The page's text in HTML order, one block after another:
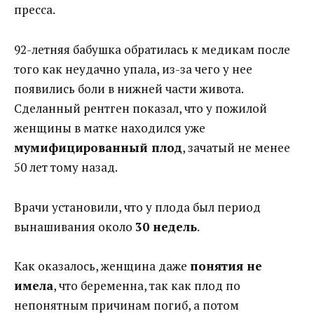
пресса.
92-летняя бабушка обратилась к медикам после
того как неудачно упала, из-за чего у нее
появились боли в нижней части живота.
Сделанный рентген показал, что у пожилой
женщины в матке находился уже
мумифицированный плод, зачатый не менее
50 лет тому назад.
Врачи установили, что у плода был период
вынашивания около 30 недель.
Как оказалось, женщина даже понятия не
имела, что беременна, так как плод по
непонятным причинам погиб, а потом